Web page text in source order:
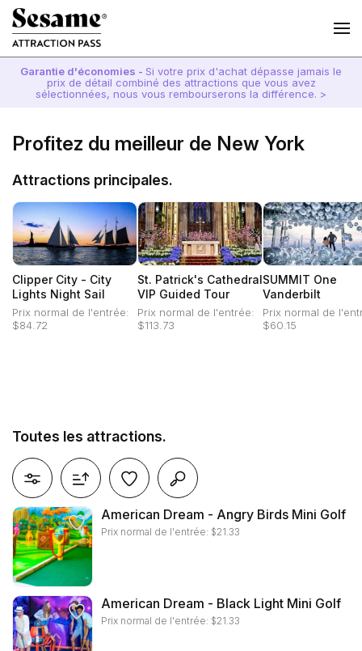
Garantie d'économies - Si votre prix d'achat dépasse jamais le
prix de détail combiné des attractions que vous avez
sélectionnées, nous vous rembourserons la différence. >
Profitez du meilleur de New York
Attractions principales.
Clipper City - City
Lights Night Sail
Prix normal de l'entrée:
$84.72
St. Patrick's Cathedral
VIP Guided Tour
Prix normal de l'entrée:
$113.73
SUMMIT One
Vanderbilt
Prix normal de
$60.15
Toutes les attractions.
American Dream - Angry Birds Mini Golf
Prix normal de l'entrée: $21.33
American Dream - Black Light Mini Golf
Prix normal de l'entrée: $21.33